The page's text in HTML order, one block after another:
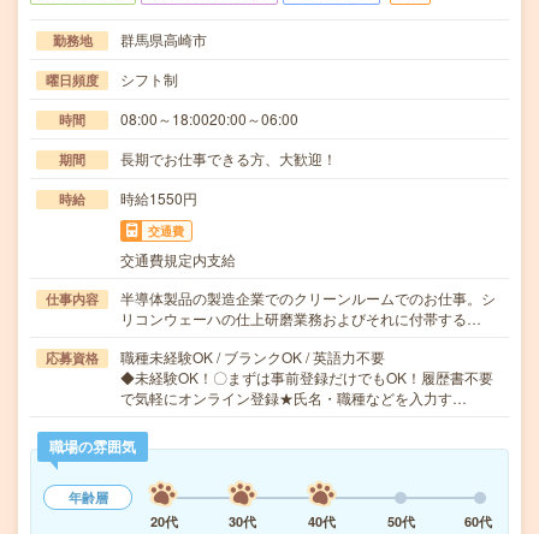
勤務地 群馬県高崎市
曜日頻度 シフト制
時間 08:00～18:0020:00～06:00
期間 長期でお仕事できる方、大歓迎！
時給 時給1550円
交通費
交通費規定内支給
仕事内容
半導体製品の製造企業でのクリーンルームでのお仕事。シ
リコンウェーハの仕上研磨業務およびそれに付帯する…
応募資格
職種未経験OK / ブランクOK / 英語力不要
◆未経験OK！〇まずは事前登録だけでもOK！履歴書不要
で気軽にオンライン登録★氏名・職種などを入力す…
職場の雰囲気
年齢層
20代
30代 40代 50代 60代